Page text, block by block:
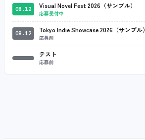
08.12 Visual Novel Fest 2026（サンプル）
応募受付中
08.12 Tokyo Indie Showcase 2026（サンプル）
応募前
テスト
応募前